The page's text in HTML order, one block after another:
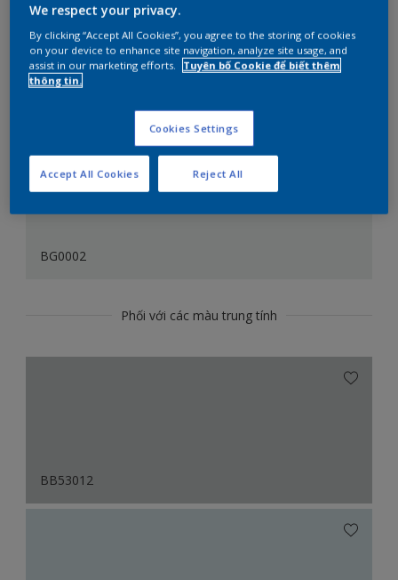
Gợi ý phối màu
BG0002
Phối với các màu trung tính
BB53012
We respect your privacy.
By clicking “Accept All Cookies”, you agree to the storing of cookies
on your device to enhance site navigation, analyze site usage, and
assist in our marketing efforts.
Tuyên bố Cookie để biết thêm
thông tin.
Cookies Settings
Reject All
Accept All Cookies